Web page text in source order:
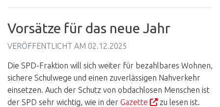
Vorsätze für das neue Jahr
VERÖFFENTLICHT AM 02.12.2025
Die SPD-Fraktion will sich weiter für bezahlbares Wohnen,
sichere Schulwege und einen zuverlässigen Nahverkehr
einsetzen. Auch der Schutz von obdachlosen Menschen ist
der SPD sehr wichtig, wie in der Gazette zu lesen ist.